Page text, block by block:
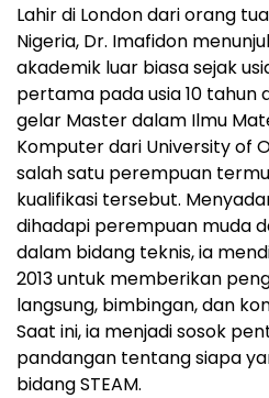
Lahir di London dari orang
Nigeria, Dr. Imafidon
akademik luar biasa sejak
pertama pada usia 10 tahun
gelar Master dalam Ilmu
Komputer dari University of
salah satu perempuan
kualifikasi tersebut.
dihadapi perempuan muda
dalam bidang teknis, ia
2013 untuk memberikan
langsung, bimbingan, dan
Saat ini, ia menjadi sosok
pandangan tentang siapa
bidang STEAM.